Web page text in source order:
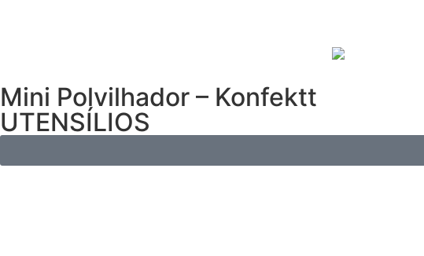
Mini Polvilhador – Konfektt
UTENSÍLIOS